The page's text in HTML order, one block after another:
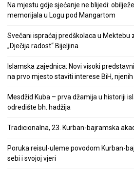
Na mjestu gdje sjećanje ne blijedi:
memorijala u Logu pod Mangartom
Svečani ispraćaj predškolaca u Mektebu
„Dječija radost“ Bijeljina
Islamska zajednica: Novi visoki
na prvo mjesto staviti interese BiH,
Mesdžid Kuba – prva džamija u historiji
odredište bh. hadžija
Tradicionalna, 23. Kurban-bajramska
Poruka reisul-uleme povodom Kurban-
sebi i svojoj vjeri